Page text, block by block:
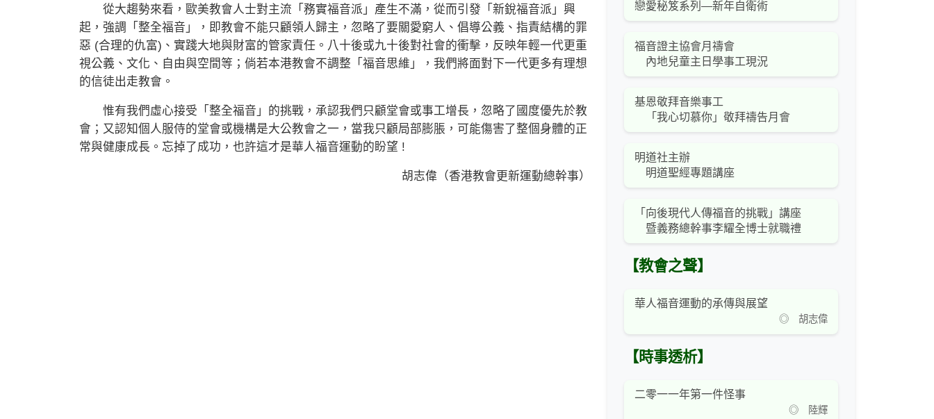
從大趨勢來看，歐美教會人士對主流「務實福音派」產生不滿，從而引發「新銳福音派」興
起，強調「整全福音」，即教會不能只顧領人歸主，忽略了要關愛窮人、倡導公義、指責結構的罪
惡 (合理的仇富)、實踐大地與財富的管家責任。八十後或九十後對社會的衝擊，反映年輕一代更重
視公義、文化、自由與空間等；倘若本港教會不調整「福音思維」，我們將面對下一代更多有理想
的信徒出走教會。
惟有我們虛心接受「整全福音」的挑戰，承認我們只顧堂會或事工增長，忽略了國度優先於教
會；又認知個人服侍的堂會或機構是大公教會之一，當我只顧局部膨脹，可能傷害了整個身體的正
常與健康成長。忘掉了成功，也許這才是華人福音運動的盼望 !
胡志偉（香港教會更新運動總幹事）
戀愛秘笈系列—新年自衛術
福音證主協會月禱會
內地兒童主日學事工現況
基恩敬拜音樂事工
「我心切慕你」敬拜禱告月會
明道社主辦
明道聖經專題講座
「向後現代人傳福音的挑戰」講座
暨義務總幹事李耀全博士就職禮
【教會之聲】
華人福音運動的承傳與展望
◎ 胡志偉
【時事透析】
二零一一年第一件怪事
◎ 陸輝